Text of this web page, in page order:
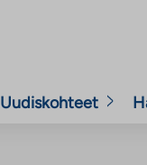
Uudiskohteet